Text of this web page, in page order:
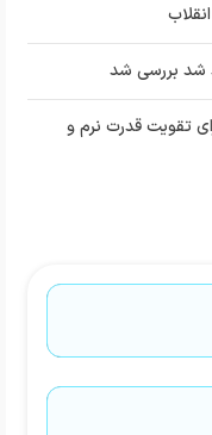
شد بررسی شد
تقویت قدرت نرم و